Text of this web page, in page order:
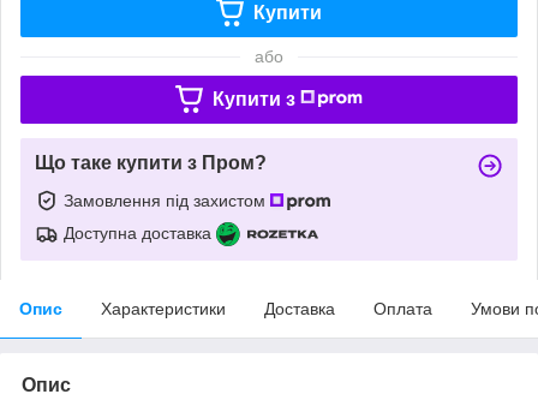
Купити
або
Купити з
Що таке купити з Пром?
Замовлення під захистом
Доступна доставка
Опис Характеристики Доставка Оплата Умови
Опис